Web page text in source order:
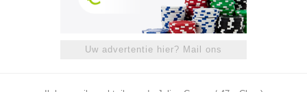
Uw advertentie hier? Mail ons